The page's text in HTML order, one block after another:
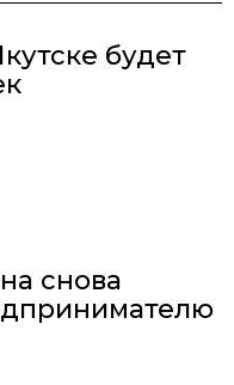
будет
снова